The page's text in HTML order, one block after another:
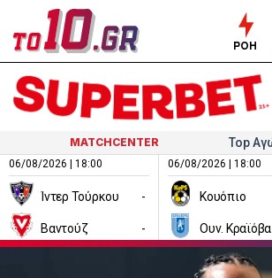
ΡΟΗ
MATCHCENTER
06/08/2026 | 18:00
Ίντερ Τούρκου -
Βαντούζ -
06/08/2026 | 18:00
Κουόπιο
Ουν. Κραϊόβα